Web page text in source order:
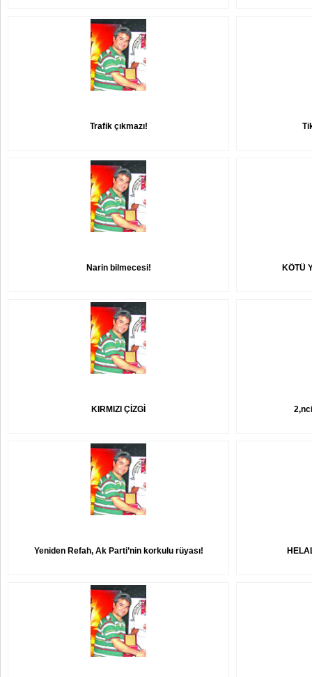
Trafik çıkmazı!
Narin bilmecesi! KÖTÜ
KIRMIZI ÇİZGİ
Yeniden Refah, Ak Parti’nin korkulu rüyası!